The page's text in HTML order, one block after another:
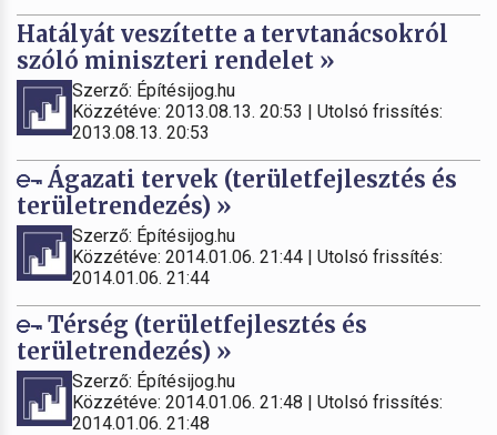
Hatályát veszítette a tervtanácsokról
szóló miniszteri rendelet »
Szerző: Építésijog.hu
Közzétéve: 2013.08.13. 20:53 | Utolsó frissítés:
2013.08.13. 20:53
Ágazati tervek (területfejlesztés és
területrendezés) »
Szerző: Építésijog.hu
Közzétéve: 2014.01.06. 21:44 | Utolsó frissítés:
2014.01.06. 21:44
Térség (területfejlesztés és
területrendezés) »
Szerző: Építésijog.hu
Közzétéve: 2014.01.06. 21:48 | Utolsó frissítés:
2014.01.06. 21:48